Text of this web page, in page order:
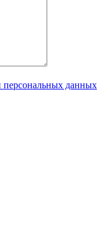
персональных данных